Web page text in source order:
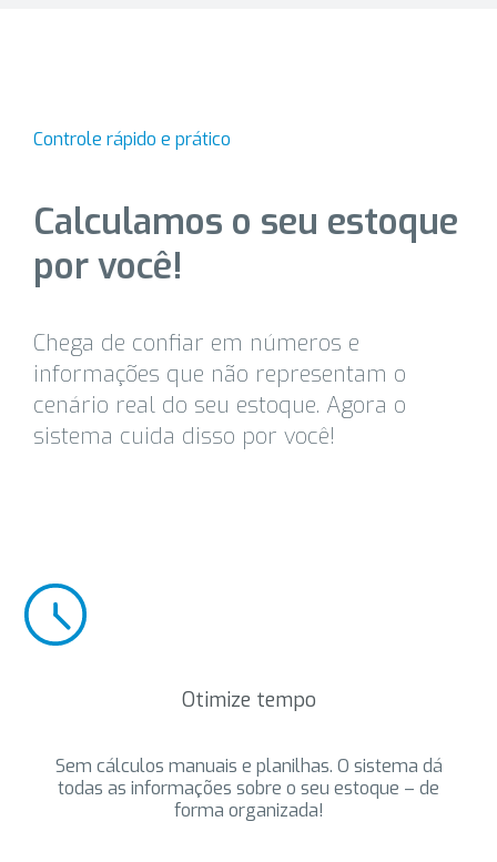
Controle rápido e prático
Calculamos o seu estoque
por você!
Chega de confiar em números e
informações que não representam o
cenário real do seu estoque. Agora o
sistema cuida disso por você!
Otimize tempo
Sem cálculos manuais e planilhas. O sistema dá
todas as informações sobre o seu estoque – de
forma organizada!